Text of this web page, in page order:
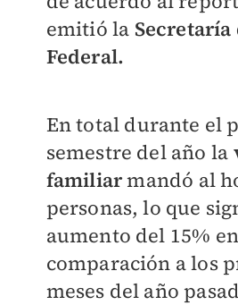
emitió la Secretaría
Federal.
En total durante el
semestre del año la
familiarmandó al
personas, lo que
aumento del 15% en
comparación a los
meses del año